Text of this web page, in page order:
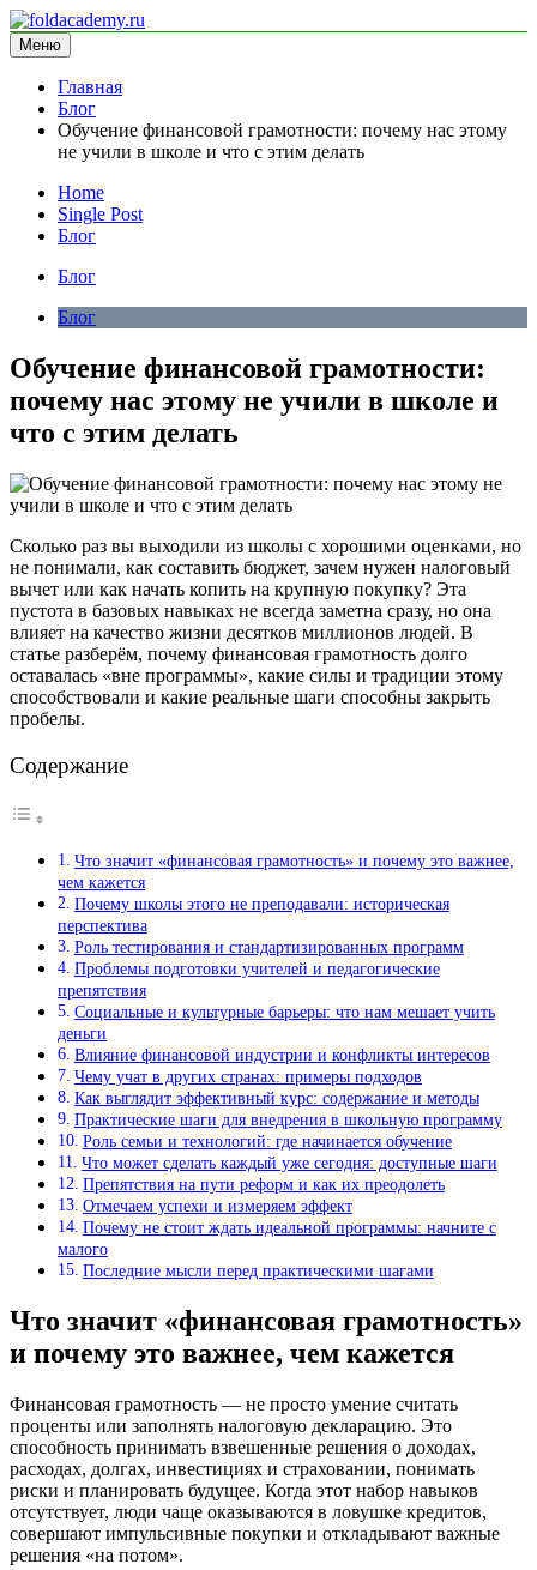
Перейти
к
содержимому
foldacademy.ru
информационный сайт
Меню
Главная
Блог
Обучение финансовой грамотности: почему нас этому
не учили в школе и что с этим делать
Home
Single Post
Блог
Блог
Блог
Обучение финансовой грамотности:
почему нас этому не учили в школе и
что с этим делать
Сколько раз вы выходили из школы с хорошими оценками, но
не понимали, как составить бюджет, зачем нужен налоговый
вычет или как начать копить на крупную покупку? Эта
пустота в базовых навыках не всегда заметна сразу, но она
влияет на качество жизни десятков миллионов людей. В
статье разберём, почему финансовая грамотность долго
оставалась «вне программы», какие силы и традиции этому
способствовали и какие реальные шаги способны закрыть
пробелы.
Содержание
Что значит «финансовая грамотность» и почему это важнее,
чем кажется
Почему школы этого не преподавали: историческая
перспектива
Роль тестирования и стандартизированных программ
Проблемы подготовки учителей и педагогические
препятствия
Социальные и культурные барьеры: что нам мешает учить
деньги
Влияние финансовой индустрии и конфликты интересов
Чему учат в других странах: примеры подходов
Как выглядит эффективный курс: содержание и методы
Практические шаги для внедрения в школьную программу
Роль семьи и технологий: где начинается обучение
Что может сделать каждый уже сегодня: доступные шаги
Препятствия на пути реформ и как их преодолеть
Отмечаем успехи и измеряем эффект
Почему не стоит ждать идеальной программы: начните с
малого
Последние мысли перед практическими шагами
Что значит «финансовая грамотность»
и почему это важнее, чем кажется
Финансовая грамотность — не просто умение считать
проценты или заполнять налоговую декларацию. Это
способность принимать взвешенные решения о доходах,
расходах, долгах, инвестициях и страховании, понимать
риски и планировать будущее. Когда этот набор навыков
отсутствует, люди чаще оказываются в ловушке кредитов,
совершают импульсивные покупки и откладывают важные
решения «на потом».